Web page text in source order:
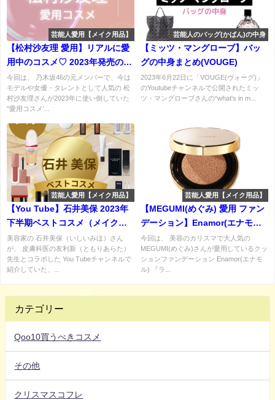
芸能人愛用【メイク用品】
【松村沙友理 愛用】リアルに愛
用中のコスメ♡ 2023年発売の使
い倒しのコスメはこれ！(リッ
プ・アイシャドウ)など
今回は、 乃木坂46の元メンバーで、今は
モデルや女優・タレントとして人気の 松
村沙友理さんが2023年に使い倒していた
''愛用コスメ'...
芸能人のバッグ(かばん)の中身
【ミッツ・マングローブ】バッ
グの中身まとめ(VOUGE)
2023年6月22日に「VOUGE(ヴォーグ)」
のYoutubeチャンネルで公開されたミッ
ツ・マングローブさんの“what's in m...
芸能人愛用【メイク用品】
【You Tube】石井美保 2023年
下半期ベストコスメ（メイク
編）】下地・ファンデ・パウダ
ー・リップグロス・チークなど♪
美容家の 石井美保（いしいみほ）さん
が、 皮膚科医の友利新（ともりあらた）
先生とコラボした You Tubeチャンネルで
紹介していた、...
芸能人愛用【メイク用品】
【MEGUMI(めぐみ) 愛用 ファン
デーション】Enamor(エナモル)
ライトフィット ハーフグロウ ク
ッションファンデーション 01特
徴・購入先・口コミなどまとめ
今回は、 美容のカリスマで大人気の
MEGUMI(めぐみ)さんが愛用しているクッ
ションファンデーション Enamor(エナモ
ル) 『ラ...
カテゴリー
Qoo10買うべきコスメ
その他
クリスマスコフレ